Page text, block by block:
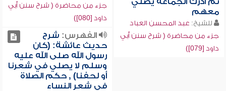
معهم
للشيخ: عبد المحسن العباد
جزء من محاضرة ( شرح سنن أبي
داود [079])
جزء من محاضرة ( شرح سنن أبي
داود [080])
الفهرس: شرح
حديث عائشة: (كان
رسول الله صلى الله عليه
وسلم لا يصلي في شعرنا
أو لحفنا) , حكم الصلاة
في شعر النساء